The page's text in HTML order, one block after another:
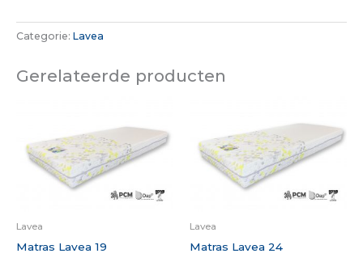
Categorie: Lavea
Gerelateerde producten
Lavea
Matras Lavea 19
Lavea
Matras Lavea 24